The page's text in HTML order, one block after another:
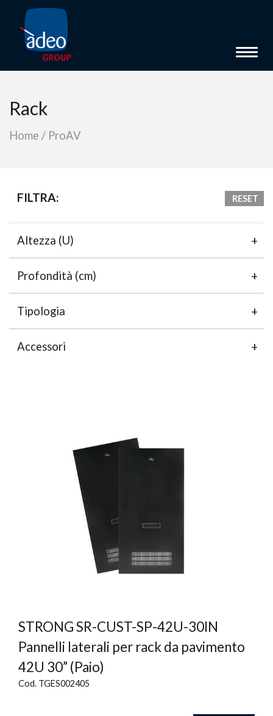
Rack
Home / ProAV
FILTRA: RESET
Altezza (U)
Profondità (cm)
Tipologia
Accessori
STRONG SR-CUST-SP-42U-30IN
Pannelli laterali per rack da pavimento
42U 30” (Paio)
Cod. TGES002405